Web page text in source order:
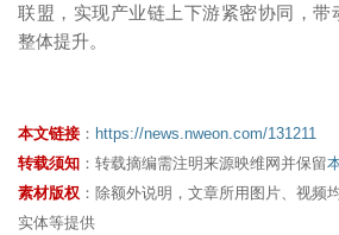
联盟，实现产业链上下游紧密协同，带
整体提升。
本文链接 ： https://news.nweon.com/131211
转载须知 ：转载摘编需注明来源映维网并保留
素材版权 ：除额外说明，文章所用图片、视频
实体等提供